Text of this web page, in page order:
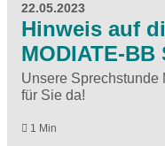
22.05.2023
Hinweis auf
MODIATE-
Unsere Sprechstunde
für Sie da!
1 Min